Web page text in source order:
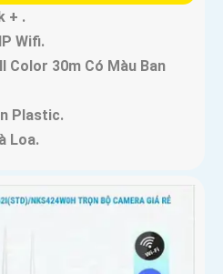
+ .
IP Wifi.
Color 30m Có Màu Ban
Plastic.
Loa.